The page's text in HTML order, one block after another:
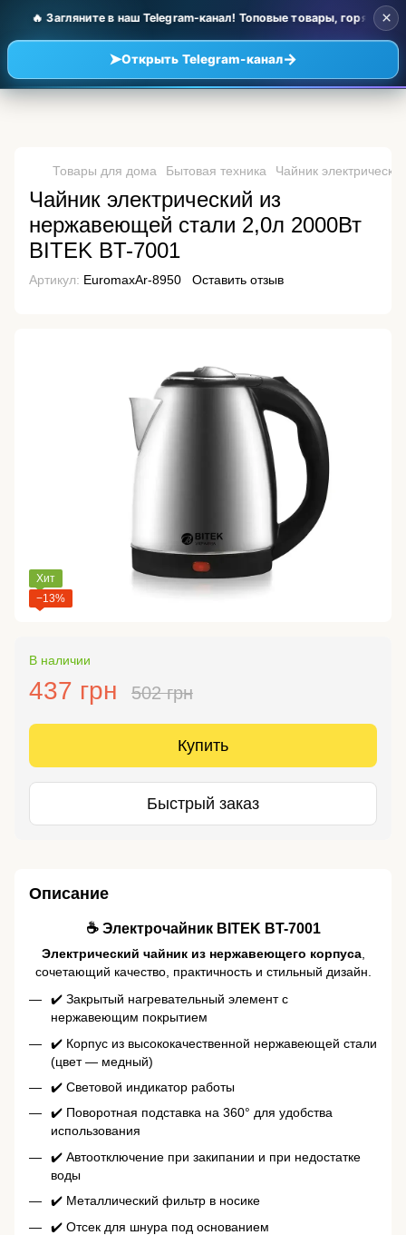
🔥 Загляните в наш Telegram-канал! Топовые товары, горячие
➤Открыть Telegram-канал→
×
Товары для дома Бытовая техника Чайник
Чайник электрический из
нержавеющей стали 2,0л 2000Вт
BITEK BT-7001
Артикул: EuromaxAr-8950 Оставить отзыв
Хит
−13%
В наличии
437 грн 502 грн
Купить
Быстрый заказ
Описание
☕️ Электрочайник BITEK BT-7001
Электрический чайник из нержавеющего корпуса,
сочетающий качество, практичность и стильный дизайн.
✔️ Закрытый нагревательный элемент с
нержавеющим покрытием
✔️ Корпус из высококачественной нержавеющей стали
(цвет — медный)
✔️ Световой индикатор работы
✔️ Поворотная подставка на 360° для удобства
использования
✔️ Автоотключение при закипании и при недостатке
воды
✔️ Металлический фильтр в носике
✔️ Отсек для шнура под основанием